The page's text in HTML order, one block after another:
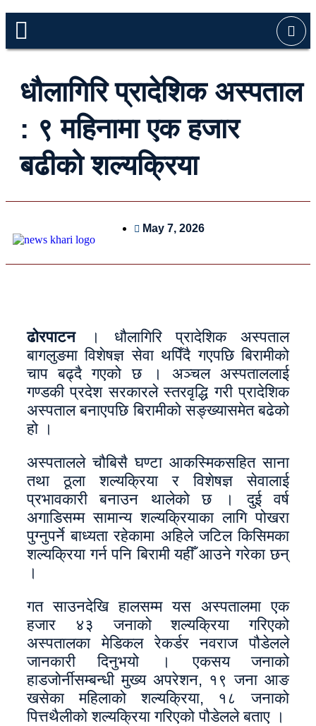
धौलागिरि प्रादेशिक अस्पताल
: ९ महिनामा एक हजार
बढीको शल्यक्रिया
May 7, 2026
ढोरपाटन। धौलागिरि प्रादेशिक अस्पताल
बागलुङमा विशेषज्ञ सेवा थपिँदै गएपछि बिरामीको
चाप बढ्दै गएको छ । अञ्चल अस्पताललाई
गण्डकी प्रदेश सरकारले स्तरवृद्धि गरी प्रादेशिक
अस्पताल बनाएपछि बिरामीको सङ्ख्यासमेत बढेको
हो ।
अस्पतालले चौबिसै घण्टा आकस्मिकसहित साना
तथा ठूला शल्यक्रिया र विशेषज्ञ सेवालाई
प्रभावकारी बनाउन थालेको छ । दुई वर्ष
अगाडिसम्म सामान्य शल्यक्रियाका लागि पोखरा
पुग्नुपर्ने बाध्यता रहेकामा अहिले जटिल किसिमका
शल्यक्रिया गर्न पनि बिरामी यहीँ आउने गरेका छन्
।
गत साउनदेखि हालसम्म यस अस्पतालमा एक
हजार ४३ जनाको शल्यक्रिया गरिएको
अस्पतालका मेडिकल रेकर्डर नवराज पौडेलले
जानकारी दिनुभयो । एकसय जनाको
हाडजोर्नीसम्बन्धी मुख्य अपरेशन, १९ जना आङ
खसेका महिलाको शल्यक्रिया, १८ जनाको
पित्तथैलीको शल्यक्रिया गरिएको पौडेलले बताए ।